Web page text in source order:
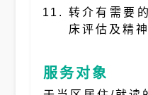
转介有需要
床评估及精
服务对象